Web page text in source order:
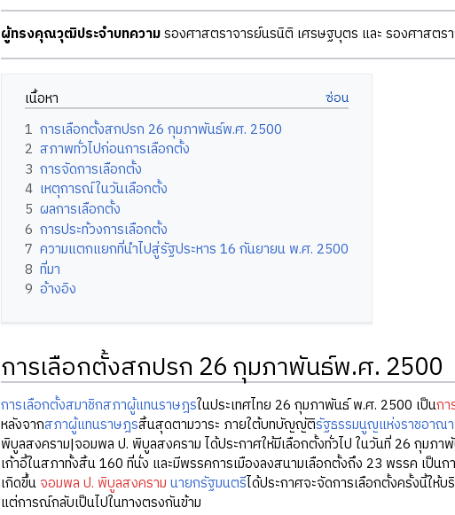
ผู้ทรงคุณวุฒิประจำบทความรองศาสตราจารย์นรนิติ เศรษฐบุตร และ รองศาสตร
เนื้อหา
1 การเลือกตั้งสกปรก 26 กุมภาพันธ์พ.ศ. 2500
2 สภาพทั่วไปก่อนการเลือกตั้ง
3 การจัดการเลือกตั้ง
4 เหตุการณ์ในวันเลือกตั้ง
5 ผลการเลือกตั้ง
6 การประท้วงการเลือกตั้ง
7 ความแตกแยกที่นำไปสู่รัฐประหาร 16 กันยายน พ.ศ. 2500
8 ที่มา
9 อ้างอิง
การเลือกตั้งสกปรก 26 กุมภาพันธ์พ.ศ. 2500
การเลือกตั้งสมาชิกสภาผู้แทนราษฎรในประเทศไทย 26 กุมภาพันธ์ พ.ศ. 2500 เป็นกา
หลังจากสภาผู้แทนราษฎรสิ้นสุดตามวาระ ภายใต้บทบัญญัติรัฐธรรมนูญแห่งราชอาณ
พิบูลสงคราม|จอมพล ป. พิบูลสงคราม ได้ประกาศให้มีเลือกตั้งทั่วไป ในวันที่ 26 กุมภา
เก้าอี้ในสภาทั้งสิ้น 160 ที่นั่ง และมีพรรคการเมืองลงสนามเลือกตั้งถึง 23 พรรค เป็
เกิดขึ้น จอมพล ป. พิบูลสงคราม นายกรัฐมนตรีได้ประกาศจะจัดการเลือกตั้งครั้งนี้ให้
แต่การณ์กลับเป็นไปในทางตรงกันข้าม